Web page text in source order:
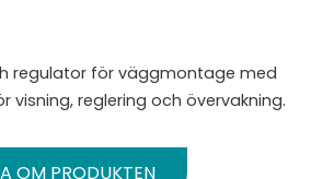
regulator för väggmontage med
visning, reglering och övervakning.
OM PRODUKTEN